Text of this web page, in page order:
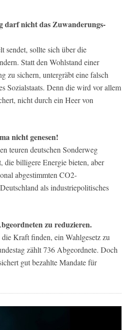
darf nicht das Zuwanderungs-
sendet, sollte sich über die
Statt den Wohlstand einer
zu sichern, untergräbt eine falsch
Sozialstaats. Denn die wird vor allem
nicht durch ein Heer von
nicht genesen!
teuren deutschen Sonderweg
die billigere Energie bieten, aber
abgestimmten CO2-
als industriepolitisches
zu reduzieren.
Kraft finden, ein Wahlgesetz zu
zählt 736 Abgeordnete. Doch
gut bezahlte Mandate für